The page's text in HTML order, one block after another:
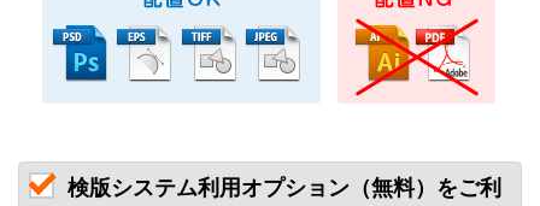
検版システム利用オプション（無料）をご利